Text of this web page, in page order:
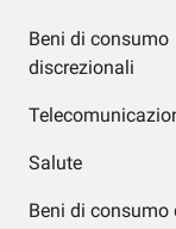
Beni di consumo
discrezionali
Salute
Beni di consumo